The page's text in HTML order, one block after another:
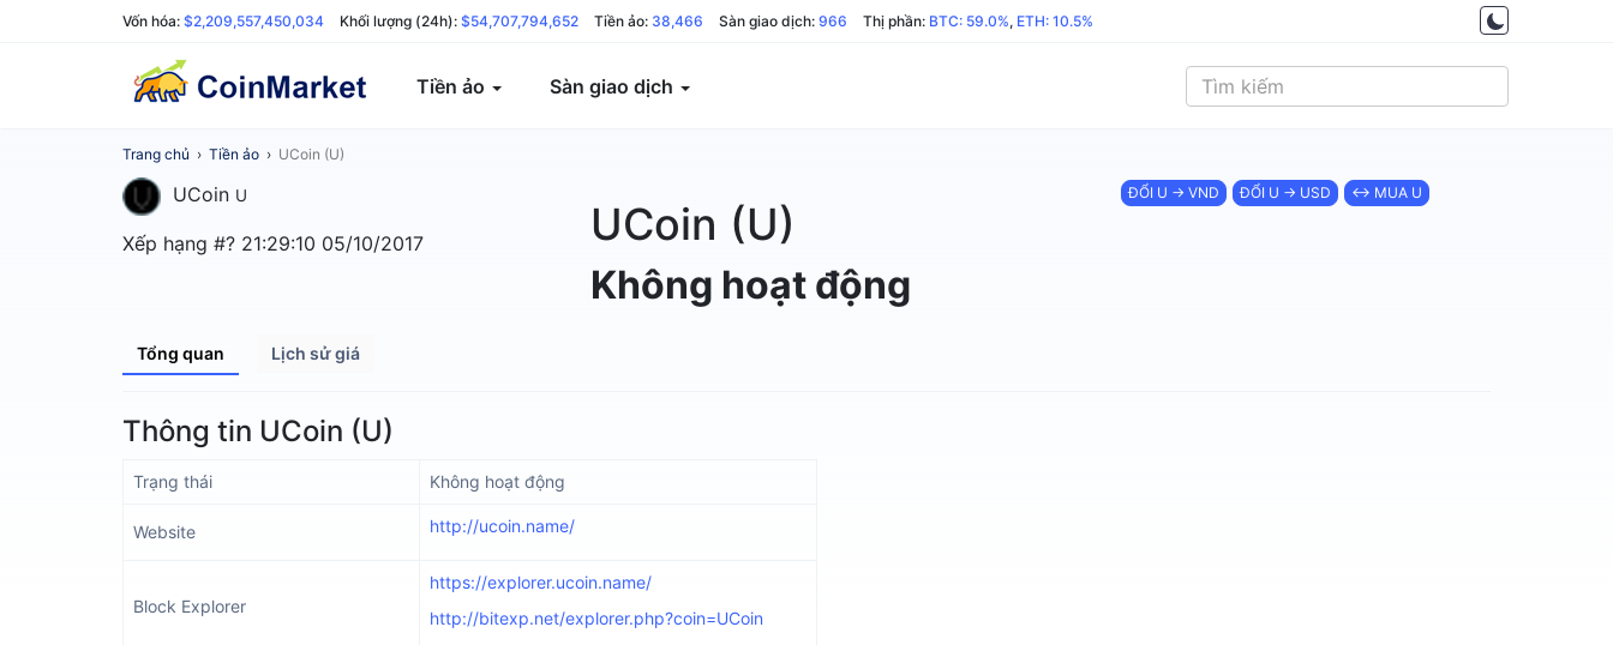
Vốn hóa: $2,209,557,450,034 Khối lượng (24h): $54,707,794,652 Tiền ảo: 38,466 Sàn giao dịch: 966 Thị phần: BTC: 59.0%, ETH: 10.5%
Tiền ảo Sàn giao dịch
Trang chủ › Tiền ảo › UCoin (U)
UCoin U
Xếp hạng #? 21:29:10 05/10/2017 UCoin (U)
Không hoạt động
ĐỔI U → VND ĐỔI U → USD ↔ MUA U
Tổng quan Lịch sử giá
Thông tin UCoin (U)
Trạng thái Không hoạt động
Website http://ucoin.name/
Block Explorer
https://explorer.ucoin.name/
http://bitexp.net/explorer.php?coin=UCoin